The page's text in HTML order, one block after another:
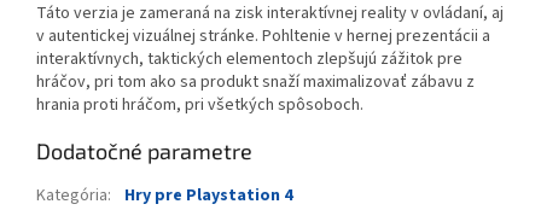
Táto verzia je zameraná na zisk interaktívnej reality v ovládaní, aj
v autentickej vizuálnej stránke. Pohltenie v hernej prezentácii a
interaktívnych, taktických elementoch zlepšujú zážitok pre
hráčov, pri tom ako sa produkt snaží maximalizovať zábavu z
hrania proti hráčom, pri všetkých spôsoboch.
Dodatočné parametre
Kategória:
Hry pre Playstation 4